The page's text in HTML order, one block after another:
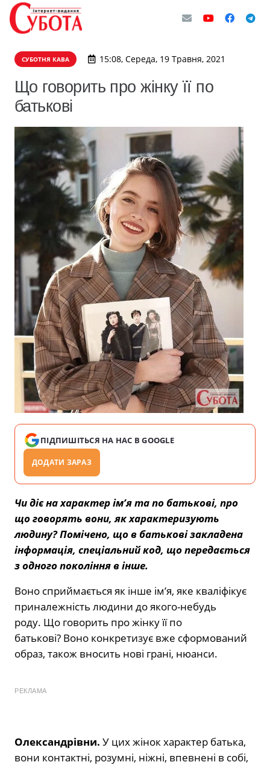
СУБОТНЯ КАВА 15:08, Середа, 19 Травня, 2021
Що говорить про жінку її по
батькові
ПІДПИШІТЬСЯ НА НАС В GOOGLE
ДОДАТИ ЗАРАЗ
Чи діє на характер ім’я та по батькові, про
що говорять вони, як характеризують
людину? Помічено, що в батькові закладена
інформація, спеціальний код, що передається
з одного покоління в інше.
Воно сприймається як інше ім’я, яке кваліфікує
приналежність людини до якого-небудь
роду. Що говорить про жінку її по
батькові? Воно конкретизує вже сформований
образ, також вносить нові грані, нюанси.
РЕКЛАМА
Олександрівни. У цих жінок характер батька,
вони контактні, розумні, ніжні, впевнені в собі,